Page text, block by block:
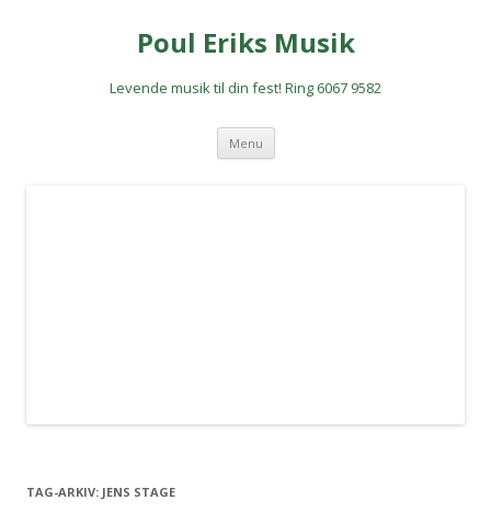
Poul Eriks Musik
Levende musik til din fest! Ring 6067 9582
Menu Hop
indhold
TAG-ARKIV: JENS STAGE